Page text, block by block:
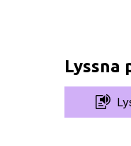
Lyssna